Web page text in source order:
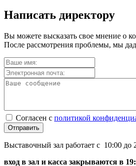
Написать директору
Вы можете высказать свое мнение о
После рассмотрения проблемы, мы
Согласен с политикой
Отправить
Выставочный зал работает с 10:00 до
вход в зал и касса закрываются в